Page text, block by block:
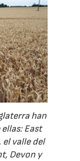
han
East
valle del
Devon y